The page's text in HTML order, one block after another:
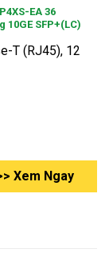
EA 36
10GE SFP+(LC)
T (RJ45), 12
Xem Ngay